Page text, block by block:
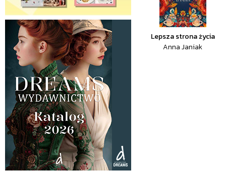
Lepsza strona życia
Anna Janiak